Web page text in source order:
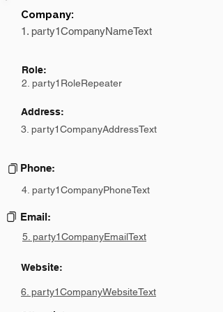
Company:
1. party1CompanyNameText
Role:
2. party1RoleRepeater
Address:
3. party1CompanyAddressText
Phone:
4. party1CompanyPhoneText
Email:
5. party1CompanyEmailText
Website:
6. party1CompanyWebsiteText